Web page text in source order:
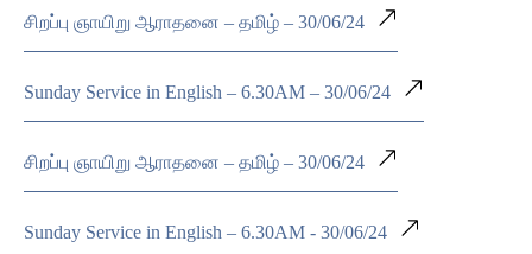
சிறப்பு ஞாயிறு ஆராதனை – தமிழ் – 30/06/24
Sunday Service in English – 6.30AM – 30/06/24
சிறப்பு ஞாயிறு ஆராதனை – தமிழ் – 30/06/24
Sunday Service in English – 6.30AM - 30/06/24